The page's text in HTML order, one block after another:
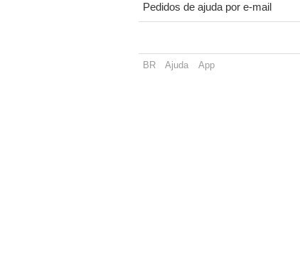
Pedidos de ajuda por e-mail
BR Ajuda App